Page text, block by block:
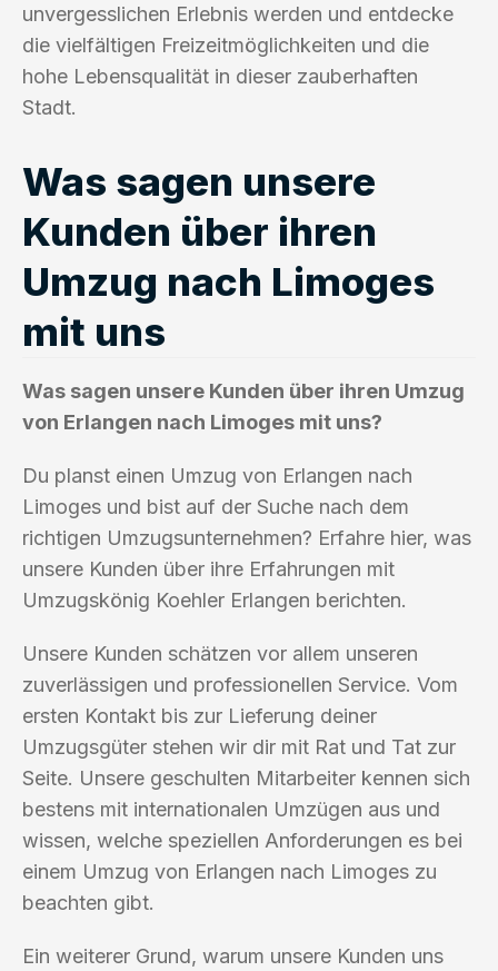
unvergesslichen Erlebnis werden und entdecke
die vielfältigen Freizeitmöglichkeiten und die
hohe Lebensqualität in dieser zauberhaften
Stadt.
Was sagen unsere
Kunden über ihren
Umzug nach Limoges
mit uns
Was sagen unsere Kunden über ihren Umzug
von Erlangen nach Limoges mit uns?
Du planst einen Umzug von Erlangen nach
Limoges und bist auf der Suche nach dem
richtigen Umzugsunternehmen? Erfahre hier, was
unsere Kunden über ihre Erfahrungen mit
Umzugskönig Koehler Erlangen berichten.
Unsere Kunden schätzen vor allem unseren
zuverlässigen und professionellen Service. Vom
ersten Kontakt bis zur Lieferung deiner
Umzugsgüter stehen wir dir mit Rat und Tat zur
Seite. Unsere geschulten Mitarbeiter kennen sich
bestens mit internationalen Umzügen aus und
wissen, welche speziellen Anforderungen es bei
einem Umzug von Erlangen nach Limoges zu
beachten gibt.
Ein weiterer Grund, warum unsere Kunden uns